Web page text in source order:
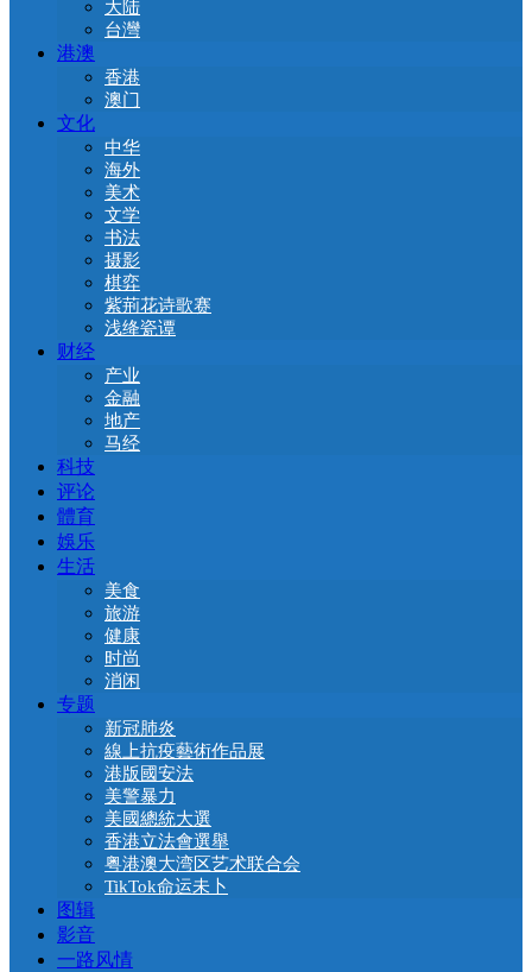
大陆
台灣
港澳
香港
澳门
文化
中华
海外
美术
文学
书法
摄影
棋弈
紫荊花诗歌赛
浅绛瓷谭
财经
产业
金融
地产
马经
科技
评论
體育
娛乐
生活
美食
旅游
健康
时尚
消闲
专题
新冠肺炎
線上抗疫藝術作品展
港版國安法
美警暴力
美國總統大選
香港立法會選舉
粤港澳大湾区艺术联合会
TikTok命运未卜
图辑
影音
一路风情